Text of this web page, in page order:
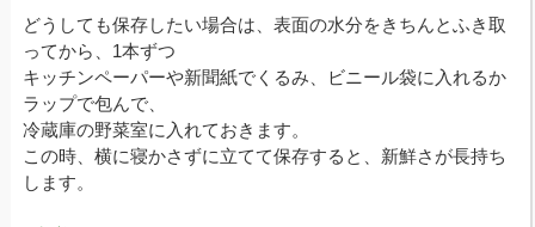
どうしても保存したい場合は、表面の水分をきちんとふき取
ってから、1本ずつ
キッチンペーパーや新聞紙でくるみ、ビニール袋に入れるか
ラップで包んで、
冷蔵庫の野菜室に入れておきます。
この時、横に寝かさずに立てて保存すると、新鮮さが長持ち
します。